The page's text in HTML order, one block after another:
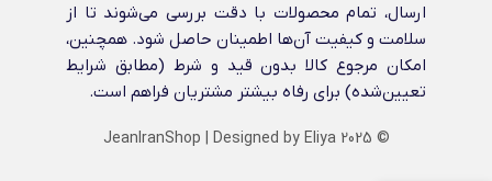
ارسال، تمام محصولات با دقت بررسی می‌شوند تا از
سلامت و کیفیت آن‌ها اطمینان حاصل شود. همچنین،
امکان مرجوع کالا بدون قید و شرط (مطابق شرایط
تعیین‌شده) برای رفاه بیشتر مشتریان فراهم است.
© 2025
JeanIranShop | Designed by Eliya